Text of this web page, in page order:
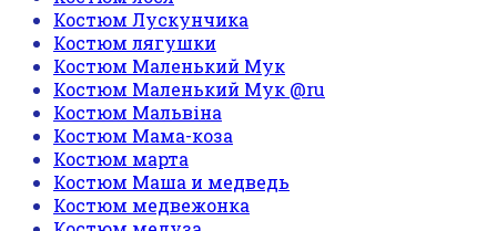
Костюм Лускунчика
Костюм лягушки
Костюм Маленький Мук
Костюм Маленький Мук @ru
Костюм Мальвіна
Костюм Мама-коза
Костюм марта
Костюм Маша и медведь
Костюм медвежонка